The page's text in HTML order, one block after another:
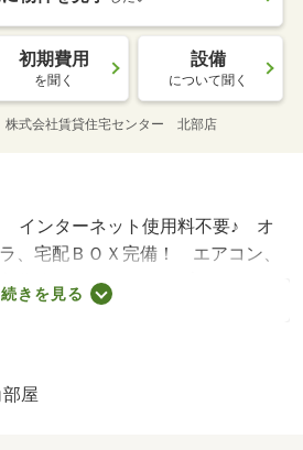
初期費用
を聞く
設備
について聞く
株式会社賃貸住宅センター 北部店
ンターネット使用料不要♪ オ
、宅配ＢＯＸ完備！ エアコン、
費節約☆ ＩＨタイプのシステム
方におすすめ♪ 他、浴室乾燥機、
徒歩８分の駅近★ 周辺にスーパ
物便利♪ 図面や設備が現況と異な
続きを見る
屋